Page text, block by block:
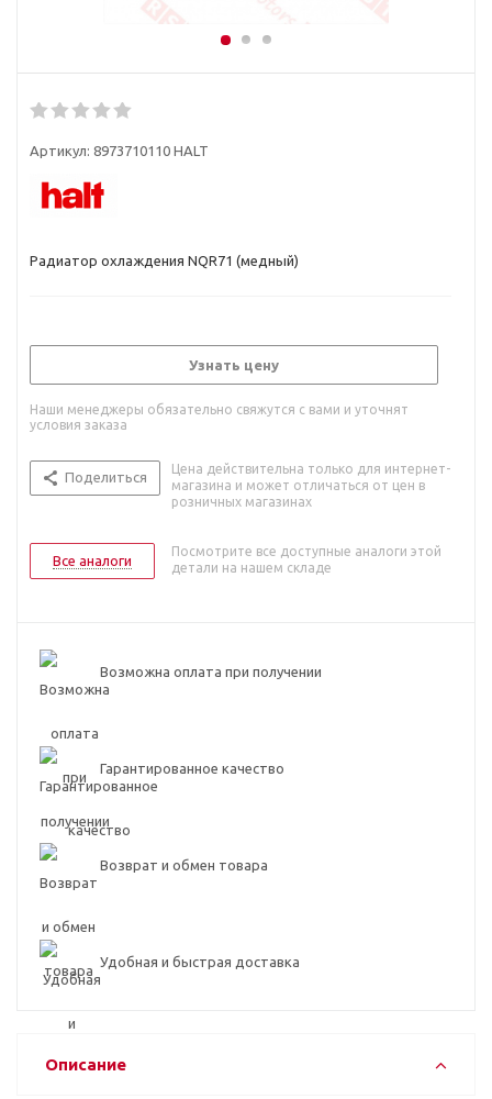
Артикул: 8973710110 HALT
Радиатор охлаждения NQR71 (медный)
Узнать цену
Наши менеджеры обязательно свяжутся с вами и уточнят
условия заказа
Поделиться
Цена действительна только для интернет-
магазина и может отличаться от цен в
розничных магазинах
Все аналоги
Посмотрите все доступные аналоги этой
детали на нашем складе
Возможна оплата при получении
Гарантированное качество
Возврат и обмен товара
Удобная и быстрая доставка
Описание